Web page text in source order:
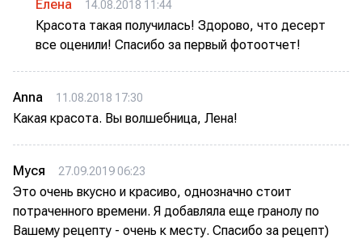
Елена 14.08.2018 11:44
Красота такая получилась! Здорово, что десерт
все оценили! Спасибо за первый фотоотчет!
Аnna 11.08.2018 17:30
Какая красота. Вы волшебница, Лена!
Муся 27.09.2019 06:23
Это очень вкусно и красиво, однозначно стоит
потраченного времени. Я добавляла еще гранолу по
Вашему рецепту - очень к месту. Спасибо за рецепт)